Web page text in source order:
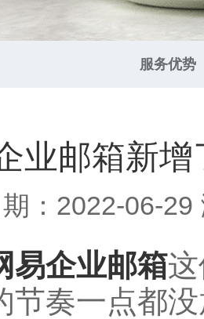
服务优势
业邮箱新
：2022-06-29
易企业邮箱
节奏一点都